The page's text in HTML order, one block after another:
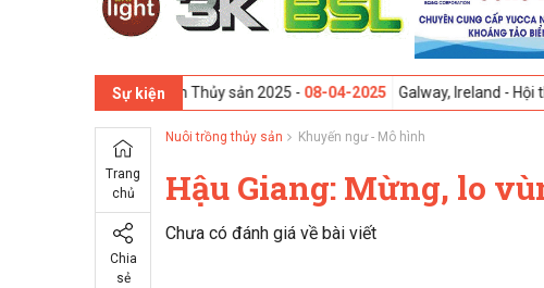
Sự kiện
Thực phẩm Thủy sản 2025 -08-04-2025 Galway, Ireland - Hội thảo Sáng
Trang
chủ
Chia
sẻ
Nuôi trồng thủy sản Khuyến ngư - Mô hình
Hậu Giang: Mừng, lo
Chưa có đánh giá về bài viết